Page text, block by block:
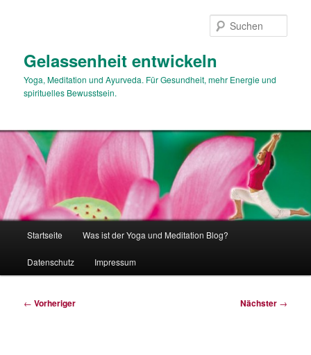
Gelassenheit entwickeln
Yoga, Meditation und Ayurveda. Für Gesundheit, mehr Energie und
spirituelles Bewusstsein.
Startseite Was ist der Yoga und Meditation Blog?
Datenschutz Impressum
Beitragsnavigation
← Vorheriger Nächster →